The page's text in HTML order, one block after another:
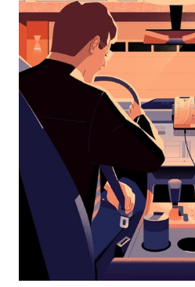
выбрать
дату.
Чтобы
закрыть
календарь,
нажмите
Esc.